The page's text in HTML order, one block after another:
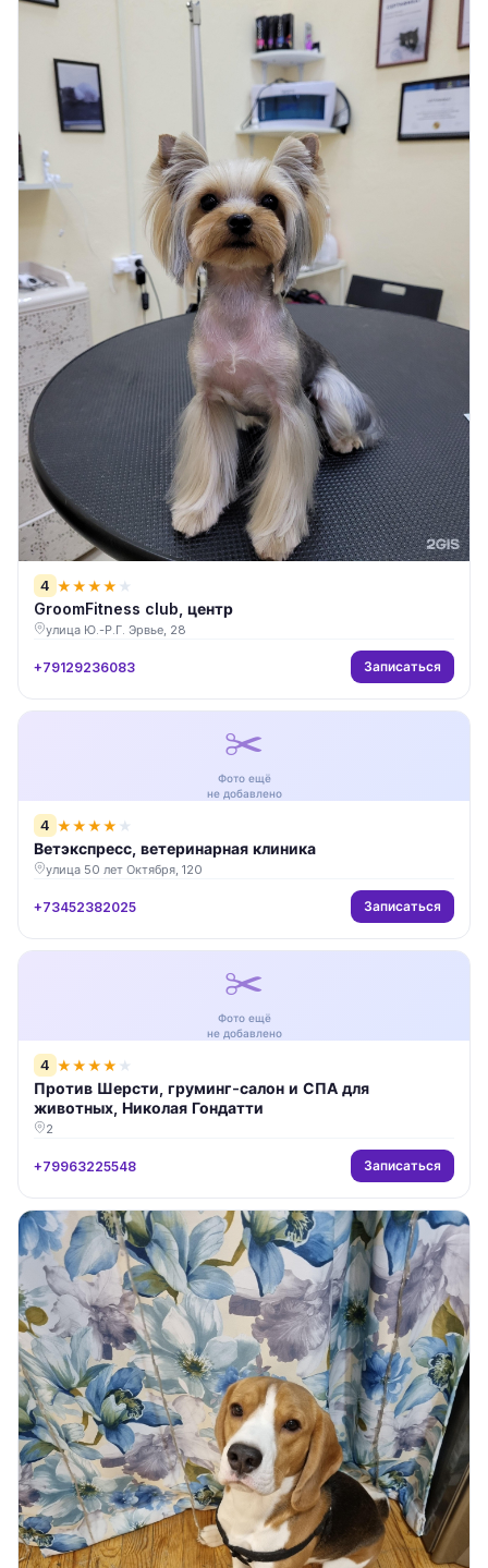
4 ★★★★ ★
GroomFitness club, центр
улица Ю.-Р.Г. Эрвье, 28
+79129236083 Записаться
✂️
Фото ещё
не добавлено
4 ★★★★ ★
Ветэкспресс, ветеринарная клиника
улица 50 лет Октября, 120
+73452382025 Записаться
✂️
Фото ещё
не добавлено
4 ★★★★ ★
Против Шерсти, груминг-салон и СПА для
животных, Николая Гондатти
2
+79963225548 Записаться